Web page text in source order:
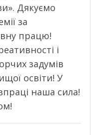
Дякуємо
за
працю!
і
задумів
освіти! У
наша сила!